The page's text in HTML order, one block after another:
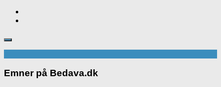
Emner på Bedava.dk